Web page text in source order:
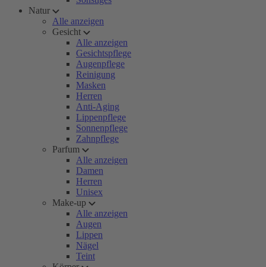
Natur
Alle anzeigen
Gesicht
Alle anzeigen
Gesichtspflege
Augenpflege
Reinigung
Masken
Herren
Anti-Aging
Lippenpflege
Sonnenpflege
Zahnpflege
Parfum
Alle anzeigen
Damen
Herren
Unisex
Make-up
Alle anzeigen
Augen
Lippen
Nägel
Teint